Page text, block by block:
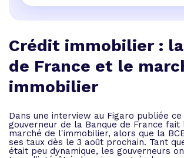
Crédit immobilier :
de France et le
immobilier
Dans une interview au Figaro publiée ce
gouverneur de la Banque de France
marché de l'immobilier, alors que la
ses taux dès le 3 août prochain. Tant
était peu dynamique, les gouverneurs